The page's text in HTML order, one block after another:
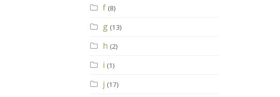
f (8)
g (13)
h (2)
i (1)
j (17)